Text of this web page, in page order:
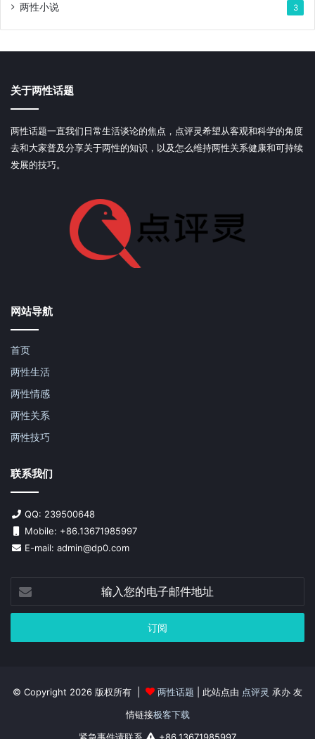
两性小说 3
关于两性话题
两性话题一直我们日常生活谈论的焦点，点评灵希望从客观和科学的角度
去和大家普及分享关于两性的知识，以及怎么维持两性关系健康和可持续
发展的技巧。
网站导航
首页
两性生活
两性情感
两性关系
两性技巧
联系我们
QQ: 239500648
Mobile: +86.13671985997
E-mail: admin@dp0.com
入
您
电
件
© Copyright 2026 版权所有 | 两性话题 | 此站点由 点评灵 承办 友
情链接极客下载